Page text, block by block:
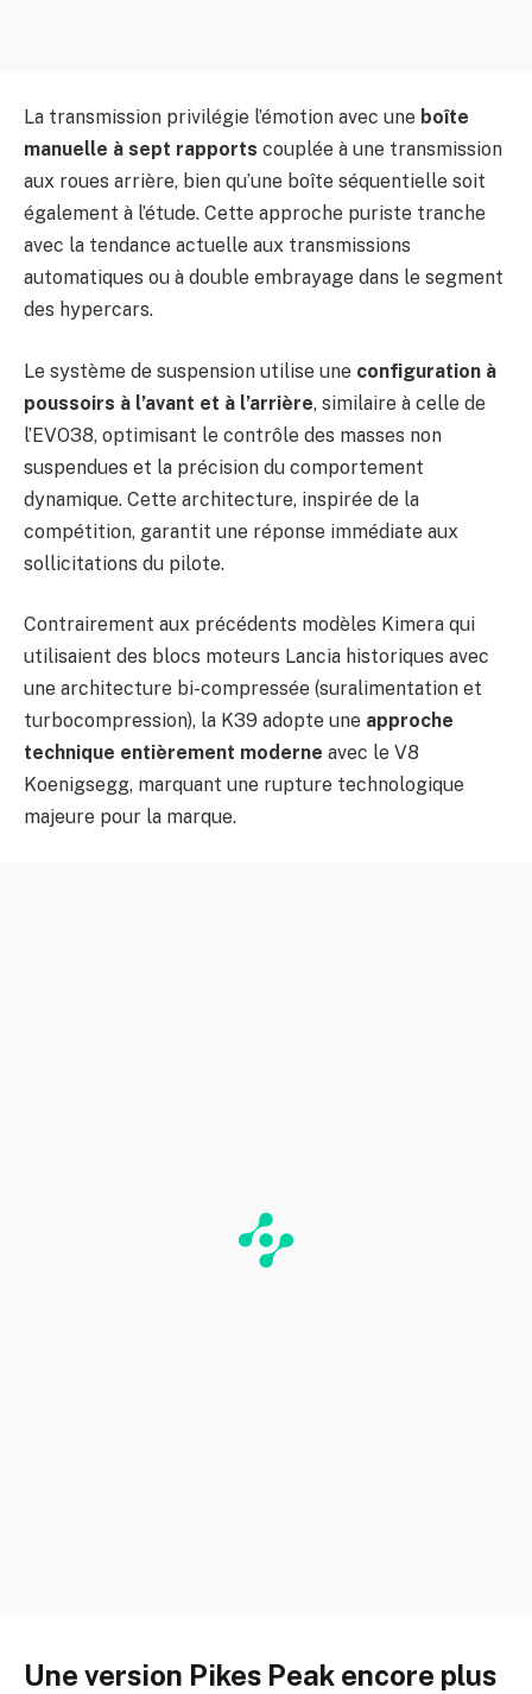
La transmission privilégie l’émotion avec une boîte
manuelle à sept rapports couplée à une transmission
aux roues arrière, bien qu’une boîte séquentielle soit
également à l’étude. Cette approche puriste tranche
avec la tendance actuelle aux transmissions
automatiques ou à double embrayage dans le segment
des hypercars.
Le système de suspension utilise une configuration à
poussoirs à l’avant et à l’arrière, similaire à celle de
l’EVO38, optimisant le contrôle des masses non
suspendues et la précision du comportement
dynamique. Cette architecture, inspirée de la
compétition, garantit une réponse immédiate aux
sollicitations du pilote.
Contrairement aux précédents modèles Kimera qui
utilisaient des blocs moteurs Lancia historiques avec
une architecture bi-compressée (suralimentation et
turbocompression), la K39 adopte une approche
technique entièrement moderne avec le V8
Koenigsegg, marquant une rupture technologique
majeure pour la marque.
Une version Pikes Peak encore plus